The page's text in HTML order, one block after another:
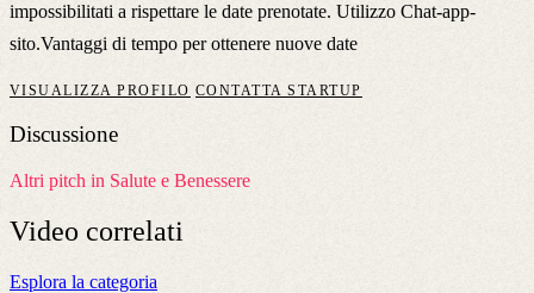
impossibilitati a rispettare le date prenotate. Utilizzo Chat-app-
sito.Vantaggi di tempo per ottenere nuove date
VISUALIZZA PROFILO CONTATTA STARTUP
Discussione
Altri pitch in Salute e Benessere
Video correlati
Esplora la categoria